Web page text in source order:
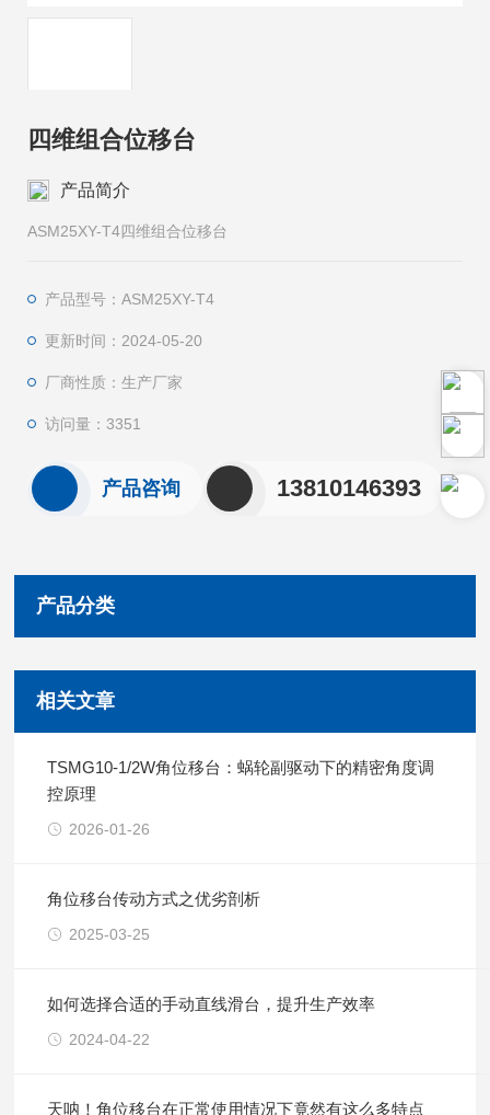
四维组合位移台
产品简介
ASM25XY-T4四维组合位移台
产品型号：ASM25XY-T4
更新时间：2024-05-20
厂商性质：生产厂家
访问量：3351
产品咨询 13810146393
产品分类
相关文章
TSMG10-1/2W角位移台：蜗轮副驱动下的精密角度调
控原理
2026-01-26
角位移台传动方式之优劣剖析
2025-03-25
如何选择合适的手动直线滑台，提升生产效率
2024-04-22
天呐！角位移台在正常使用情况下竟然有这么多特点